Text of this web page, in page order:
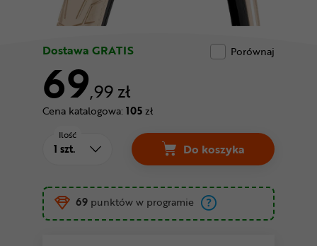
Dostawa GRATIS Porównaj
69,99 zł
Cena katalogowa: 105zł
Ilość
Do koszyka
Opona
69 punktów w programie